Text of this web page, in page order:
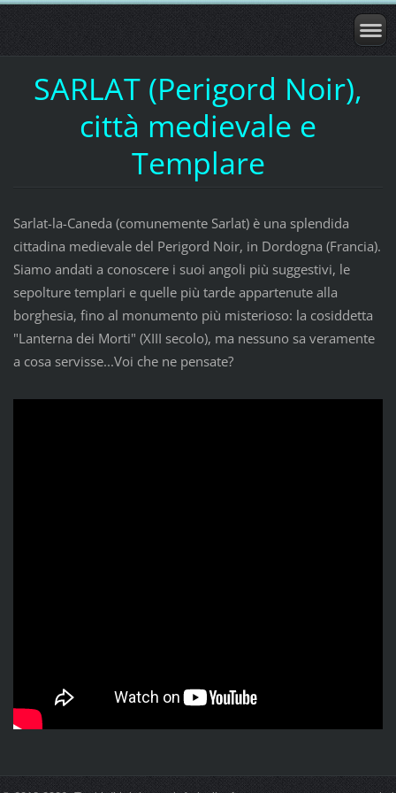
SARLAT (Perigord Noir),
città medievale e
Templare
Sarlat-la-Caneda (comunemente Sarlat) è una splendida
cittadina medievale del Perigord Noir, in Dordogna (Francia).
Siamo andati a conoscere i suoi angoli più suggestivi, le
sepolture templari e quelle più tarde appartenute alla
borghesia, fino al monumento più misterioso: la cosiddetta
"Lanterna dei Morti" (XIII secolo), ma nessuno sa veramente
a cosa servisse...Voi che ne pensate?